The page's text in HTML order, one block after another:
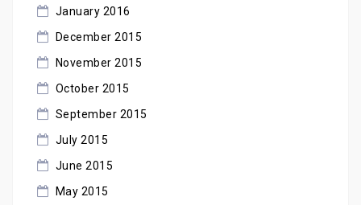
January 2016
December 2015
November 2015
October 2015
September 2015
July 2015
June 2015
May 2015